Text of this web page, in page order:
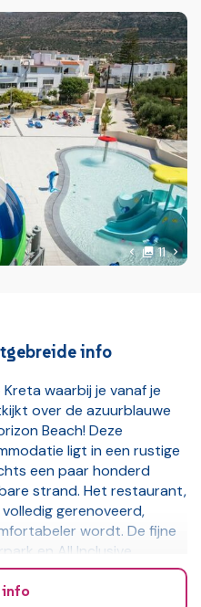
Vorige foto
11
info
waarbij je vanaf je
over de azuurblauwe
Beach! Deze
ligt in een rustige
een paar honderd
strand. Het restaurant,
gerenoveerd,
wordt. De fijne
en All Inclusive
een topvakantie!
info